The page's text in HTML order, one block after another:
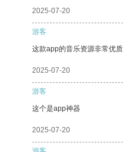
2025-07-20
游客
这款app的音乐资源非常优
2025-07-20
游客
这个是app神器
2025-07-20